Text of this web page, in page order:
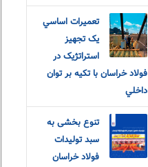
تعميرات اساسي
يک تجهيز
استراتژيک در
فولاد خراسان با تکيه بر توان
داخلي
تنوع بخشی به
سبد تولیدات
فولاد خراسان